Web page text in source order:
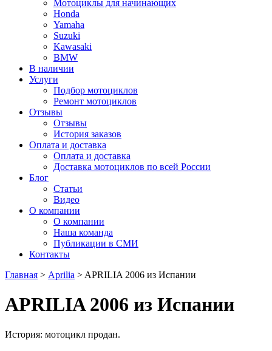
Мотоциклы для начинающих
Honda
Yamaha
Suzuki
Kawasaki
BMW
В наличии
Услуги
Подбор мотоциклов
Ремонт мотоциклов
Отзывы
Отзывы
История заказов
Оплата и доставка
Оплата и доставка
Доставка мотоциклов по всей России
Блог
Статьи
Видео
О компании
О компании
Наша команда
Публикации в СМИ
Контакты
Главная > Aprilia > APRILIA 2006 из Испании
APRILIA 2006 из Испании
История: мотоцикл продан.